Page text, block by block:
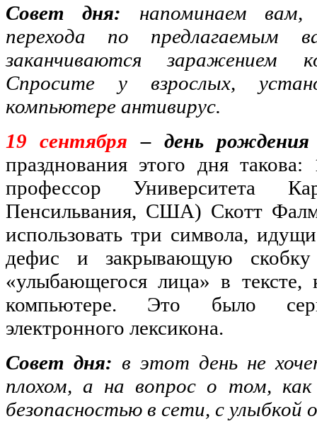
Совет дня:
напоминаем
перехода по предлагаемым
заканчиваются заражением
Спросите у взрослых,
компьютере антивирус.
19 сентября – день рождения
празднования этого дня
профессор Университета
Пенсильвания, США) Скотт
использовать три символа,
дефис и закрывающую
«улыбающегося лица» в тексте,
компьютере. Это было
электронного лексикона.
Совет дня: в этот день не
плохом, а на вопрос о том,
безопасностью в сети, с